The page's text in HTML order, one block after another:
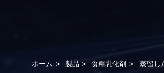
ホーム > 製品 > 食糧乳化剤 > 蒸留し